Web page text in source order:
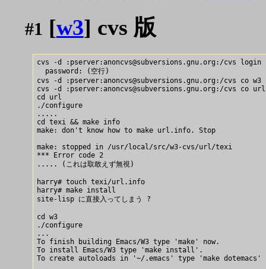
#1 [w3] cvs 版
cvs -d :pserver:anoncvs@subversions.gnu.org:/cvs login
  password: (空行)
cvs -d :pserver:anoncvs@subversions.gnu.org:/cvs co w3
cvs -d :pserver:anoncvs@subversions.gnu.org:/cvs co url
cd url
./configure
.....
cd texi && make info
make: don't know how to make url.info. Stop
make: stopped in /usr/local/src/w3-cvs/url/texi
*** Error code 2
..... (これは取敢えず無視)
harry# touch texi/url.info
harry# make install
site-lisp に直接入ってしまう ?
cd w3
./configure
...
To finish building Emacs/W3 type 'make' now.
To install Emacs/W3 type 'make install'.
To create autoloads in '~/.emacs' type 'make dotemacs'